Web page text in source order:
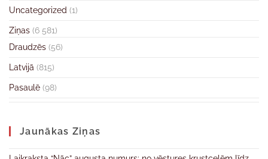
Uncategorized (1)
Ziņas (6 581)
Draudzēs (56)
Latvijā (815)
Pasaulē (98)
Jaunākas Ziņas